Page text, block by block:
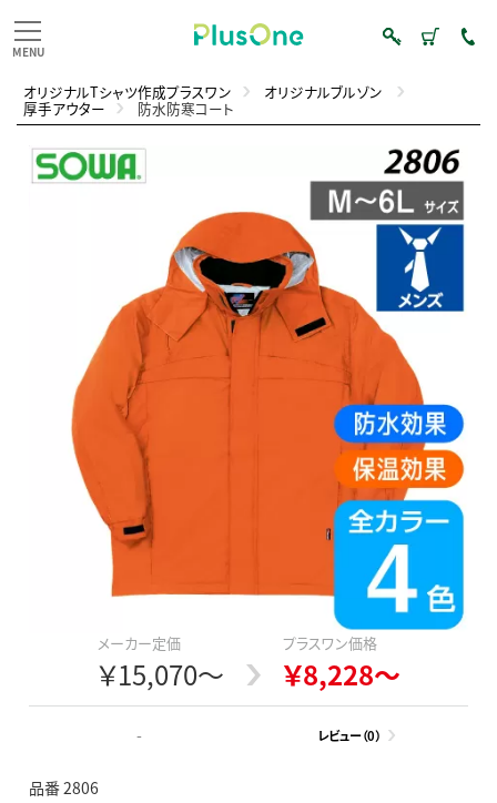
オリジナルTシャツ作成プラスワン オリジナルブルゾン
厚手アウター 防水防寒コート
メーカー定価
￥15,070～
プラスワン価格
￥8,228～
- レビュー（0）
品番 2806